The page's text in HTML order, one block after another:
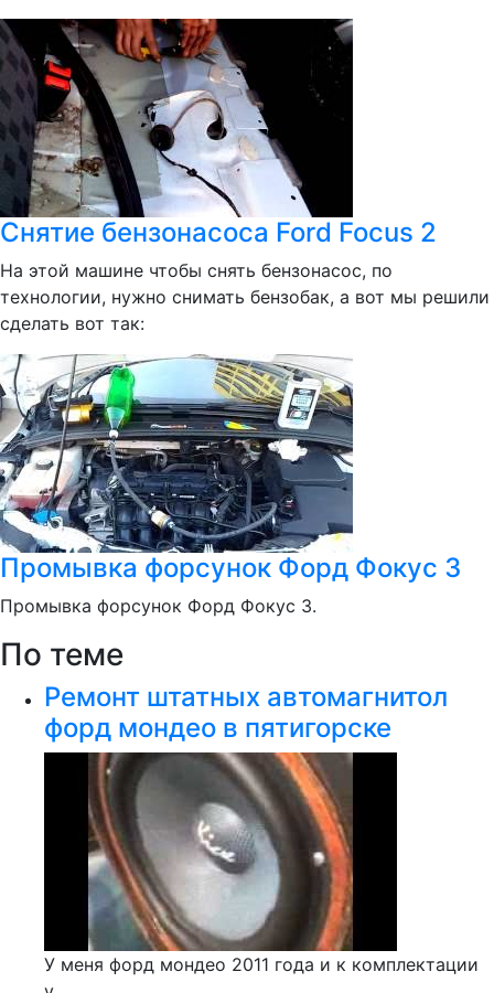
Снятие бензонасоса Ford Focus 2
На этой машине чтобы снять бензонасос, по
технологии, нужно снимать бензобак, а вот мы решили
сделать вот так:
Промывка форсунок Форд Фокус 3
Промывка форсунок Форд Фокус 3.
По теме
Ремонт штатных автомагнитол
форд мондео в пятигорске
У меня форд мондео 2011 года и к комплектации